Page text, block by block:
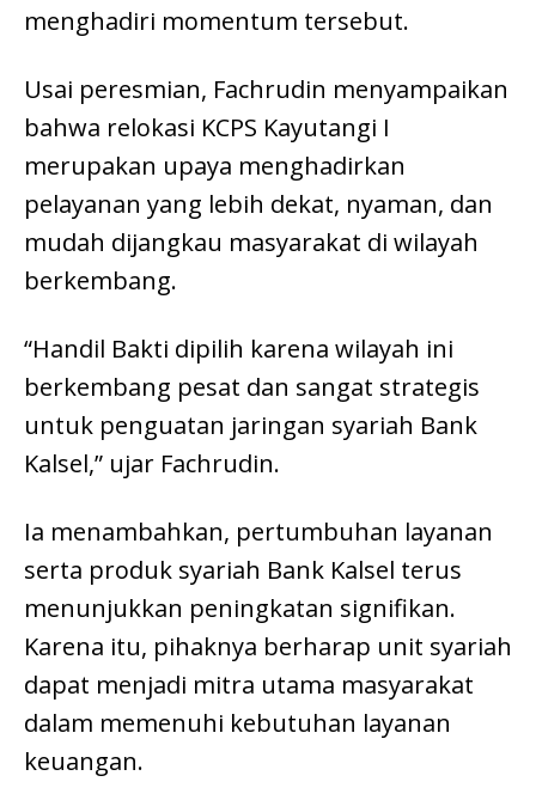
menghadiri momentum tersebut.
Usai peresmian, Fachrudin menyampaikan
bahwa relokasi KCPS Kayutangi I
merupakan upaya menghadirkan
pelayanan yang lebih dekat, nyaman, dan
mudah dijangkau masyarakat di wilayah
berkembang.
“Handil Bakti dipilih karena wilayah ini
berkembang pesat dan sangat strategis
untuk penguatan jaringan syariah Bank
Kalsel,” ujar Fachrudin.
Ia menambahkan, pertumbuhan layanan
serta produk syariah Bank Kalsel terus
menunjukkan peningkatan signifikan.
Karena itu, pihaknya berharap unit syariah
dapat menjadi mitra utama masyarakat
dalam memenuhi kebutuhan layanan
keuangan.